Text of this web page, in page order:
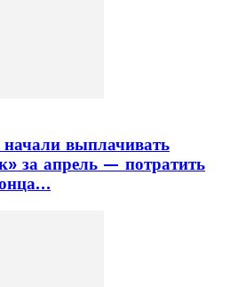
выплачивать
за апрель — потратить